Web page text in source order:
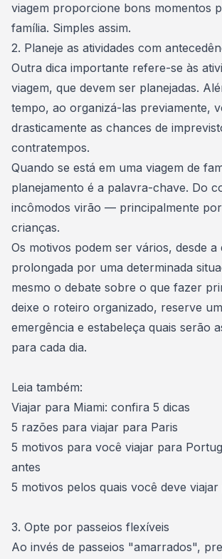
viagem proporcione bons momentos
família. Simples assim.
2. Planeje as atividades com
Outra dica importante refere-se às
viagem, que devem ser planejadas.
tempo, ao organizá-las previamente,
drasticamente as chances de
contratempos.
Quando se está em uma viagem de
planejamento é a palavra-chave. Do
incômodos virão — principalmente
crianças.
Os motivos podem ser vários, desde a
prolongada por uma determinada
mesmo o debate sobre o que fazer
deixe o roteiro organizado, reserve
emergência e estabeleça quais serão
para cada dia.
Leia também:
Viajar para Miami: confira 5 dicas
5 razões para viajar para Paris
5 motivos para você viajar para
antes
5 motivos pelos quais você deve
3. Opte por passeios flexíveis
Ao invés de passeios "amarrados",